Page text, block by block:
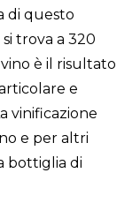
di questo
trova a 320
è il risultato
e
vinificazione
e per altri
bottiglia di